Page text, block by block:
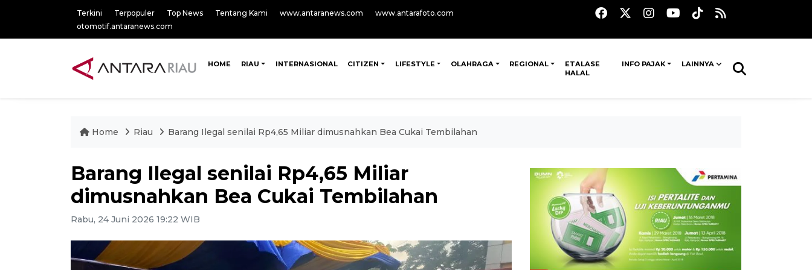
Terkini Terpopuler Top News Tentang Kami www.antaranews.com
www.antarafoto.com
otomotif.antaranews.com
HOME RIAU INTERNASIONAL CITIZEN LIFESTYLE OLAHRAGA REGIONAL
ETALASE
HALAL
INFO PAJAK LAINNYA
Home Riau Barang Ilegal senilai Rp4,65 Miliar dimusnahkan Bea Cukai Tembilahan
Barang Ilegal senilai Rp4,65 Miliar
dimusnahkan Bea Cukai Tembilahan
Rabu, 24 Juni 2026 19:22 WIB